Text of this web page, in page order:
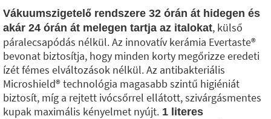
Vákuumszigetelő rendszere 32 órán át hidegen és
akár 24 órán át melegen tartja az italokat, külső
páralecsapódás nélkül. Az innovatív kerámia Evertaste®️
bevonat biztosítja, hogy minden korty megőrizze eredeti
ízét fémes elváltozások nélkül. Az antibakteriális
Microshield®️ technológia magasabb szintű higiéniát
biztosít, míg a rejtett ivócsőrrel ellátott, szivárgásmentes
kupak maximális kényelmet nyújt. 1 literes